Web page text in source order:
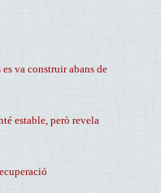
va construir abans de
estable, però revela